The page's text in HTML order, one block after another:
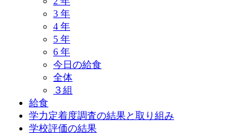
3 年
4 年
5 年
6 年
今日の給食
全体
３組
給食
学力定着度調査の結果と取り組み
学校評価の結果